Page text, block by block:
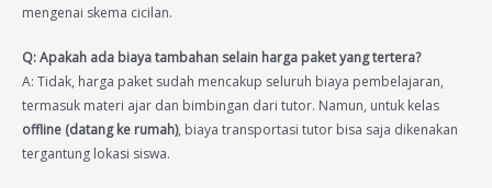
mengenai skema cicilan.
Q: Apakah ada biaya tambahan selain harga paket yang tertera?
A: Tidak, harga paket sudah mencakup seluruh biaya pembelajaran,
termasuk materi ajar dan bimbingan dari tutor. Namun, untuk kelas
offline (datang ke rumah), biaya transportasi tutor bisa saja dikenakan
tergantung lokasi siswa.